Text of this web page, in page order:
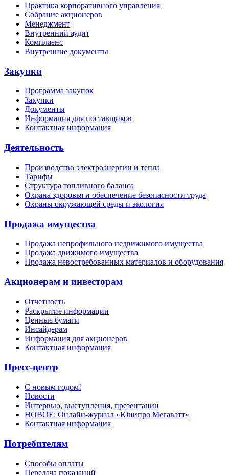
Практика корпоративного управления
Собрание акционеров
Менеджмент
Внутренний аудит
Комплаенс
Внутренние документы
Закупки
Программа закупок
Закупки
Документы
Информация для поставщиков
Контактная информация
Деятельность
Производство электроэнергии и тепла
Тарифы
Структура топливного баланса
Охрана здоровья и обеспечение безопасности труда
Охраны окружающей среды и экология
Продажа имущества
Продажа непрофильного недвижимого имущества
Продажа движимого имущества
Продажа невостребованных материалов и оборудования
Акционерам и инвесторам
Отчетность
Раскрытие информации
Ценные бумаги
Инсайдерам
Информация для акционеров
Контактная информация
Пресс-центр
С новым годом!
Новости
Интервью, выступления, презентации
НОВОЕ: Онлайн-журнал «Юнипро Мегаватт»
Контактная информация
Потребителям
Способы оплаты
Передача показаний